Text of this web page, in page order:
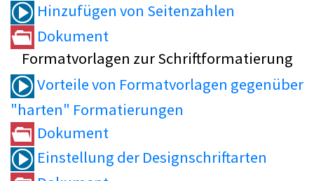
Hinzufügen von Seitenzahlen
Dokument
Formatvorlagen zur Schriftformatierung
Vorteile von Formatvorlagen gegenüber
"harten" Formatierungen
Dokument
Einstellung der Designschriftarten